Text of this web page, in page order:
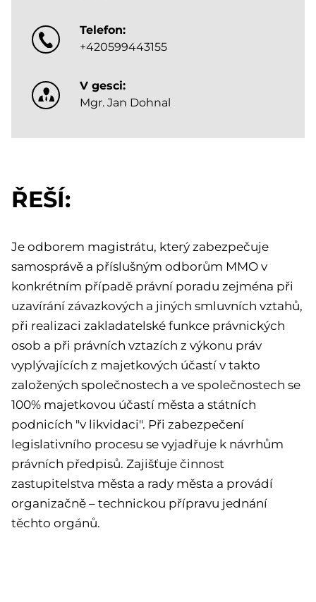
Telefon:
+420599443155
V gesci:
Mgr. Jan Dohnal
ŘEŠÍ:
Je odborem magistrátu, který zabezpečuje
samosprávě a příslušným odborům MMO v
konkrétním případě právní poradu zejména při
uzavírání závazkových a jiných smluvních vztahů,
při realizaci zakladatelské funkce právnických
osob a při právních vztazích z výkonu práv
vyplývajících z majetkových účastí v takto
založených společnostech a ve společnostech se
100% majetkovou účastí města a státních
podnicích "v likvidaci". Při zabezpečení
legislativního procesu se vyjadřuje k návrhům
právních předpisů. Zajišťuje činnost
zastupitelstva města a rady města a provádí
organizačně – technickou přípravu jednání
těchto orgánů.